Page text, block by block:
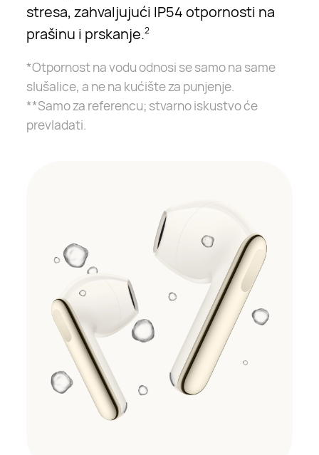
stresa, zahvaljujući IP54 otpornosti na
prašinu i prskanje.2
*Otpornost na vodu odnosi se samo na same
slušalice, a ne na kućište za punjenje.
**Samo za referencu; stvarno iskustvo će
prevladati.